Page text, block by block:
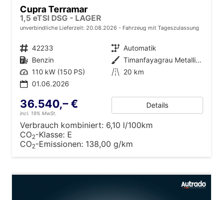
Cupra Terramar
1,5 eTSI DSG - LAGER
unverbindliche Lieferzeit: 20.08.2026 Fahrzeug mit Tageszulassung
Fahrzeugnr. 42233 Getriebe Automatik
Kraftstoff Benzin Außenfarbe
Timanfayagrau Metallic (N7)
Leistung 110 kW (150 PS) Kilometerstand 20 km
01.06.2026
36.540,– €
incl. 19% MwSt.
Details
Verbrauch kombiniert: 6,10 l/100km
CO2-Klasse: E
CO2-Emissionen: 138,00 g/km